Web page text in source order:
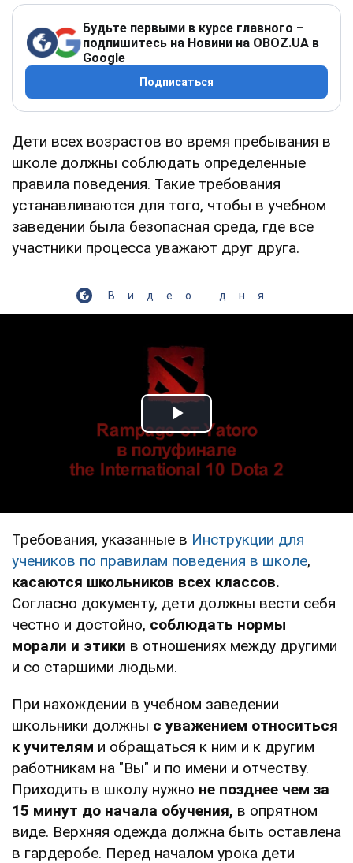
Будьте первыми в курсе главного –
подпишитесь на Новини на OBOZ.UA в
Google
Подписаться
Дети всех возрастов во время пребывания в
школе должны соблюдать определенные
правила поведения. Такие требования
устанавливаются для того, чтобы в учебном
заведении была безопасная среда, где все
участники процесса уважают друг друга.
Видео дня
Play Video
Требования, указанные в Инструкции для
учеников по правилам поведения в школе,
касаются школьников всех классов.
Согласно документу, дети должны вести себя
честно и достойно, соблюдать нормы
морали и этики в отношениях между другими
и со старшими людьми.
При нахождении в учебном заведении
школьники должны с уважением относиться
к учителям и обращаться к ним и к другим
работникам на "Вы" и по имени и отчеству.
Приходить в школу нужно не позднее чем за
15 минут до начала обучения, в опрятном
виде. Верхняя одежда должна быть оставлена
в гардеробе. Перед началом урока дети